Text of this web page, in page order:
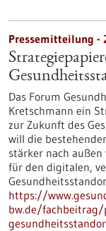
Pressemitteilung -
Das Forum
Kretschmann ein
zur Zukunft des
will die
stärker nach
für den digitalen,
https://
bw.de/